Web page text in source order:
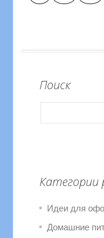
Поиск
Категории
Идеи для
Домашние